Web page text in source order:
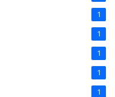
1
1
1
1
1